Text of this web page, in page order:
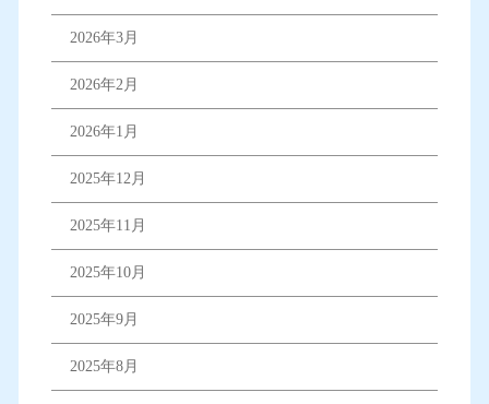
2026年3月
2026年2月
2026年1月
2025年12月
2025年11月
2025年10月
2025年9月
2025年8月